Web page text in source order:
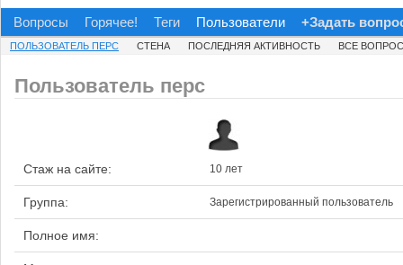
Вопросы Горячее! Теги Пользователи +Задать
ПОЛЬЗОВАТЕЛЬ ПЕРС СТЕНА ПОСЛЕДНЯЯ АКТИВНОСТЬ ВСЕ
Пользователь перс
Стаж на сайте: 10 лет
Группа: Зарегистрированный пользователь
Полное имя: